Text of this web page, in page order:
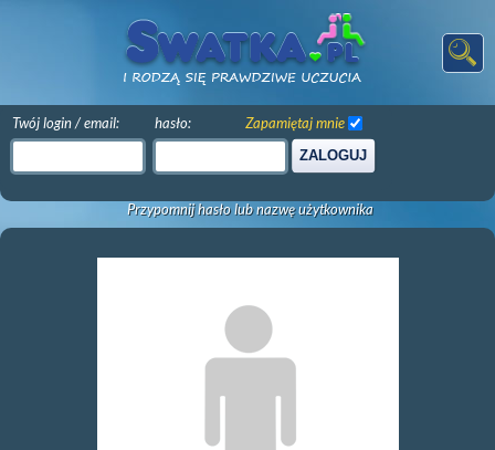
Twój login / email: hasło:
ZALOGUJ
Zapamiętaj mnie
Przypomnij hasło lub nazwę użytkownika